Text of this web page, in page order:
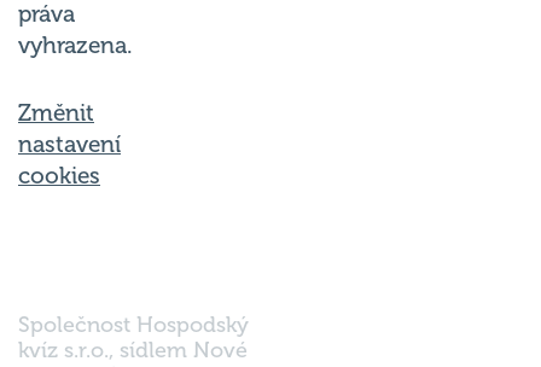
práva
vyhrazena.
Změnit
nastavení
cookies
Společnost Hospodský
kvíz s.r.o., sídlem Nové